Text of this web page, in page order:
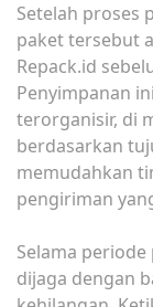
Setelah proses
paket tersebut
Repack.id
Penyimpanan
terorganisir, di
berdasarkan
memudahkan
pengiriman
Selama
dijaga dengan